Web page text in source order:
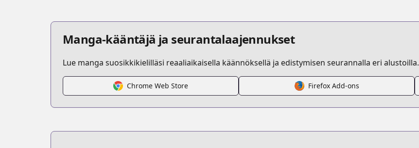
Manga-kääntäjä ja seurantalaajennukset
Lue manga suosikkikielilläsi reaaliaikaisella käännöksellä ja edistymisen seurannalla eri alustoilla.
Chrome Web Store Firefox Add-ons